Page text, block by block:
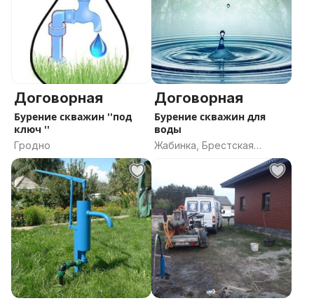
Договорная
Бурение скважин ''под
ключ ''
Гродно
Договорная
Бурение скважин для
воды
Жабинка, Брестская